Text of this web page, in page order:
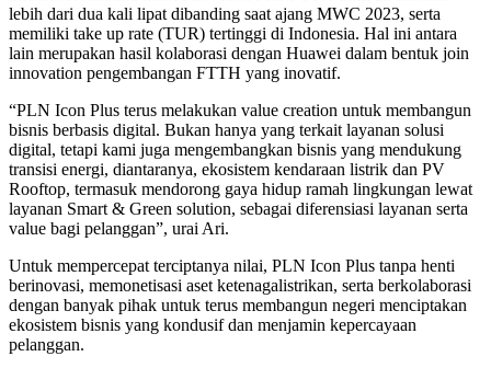
lebih dari dua kali lipat dibanding saat ajang MWC 2023, serta
memiliki take up rate (TUR) tertinggi di Indonesia. Hal ini antara
lain merupakan hasil kolaborasi dengan Huawei dalam bentuk join
innovation pengembangan FTTH yang inovatif.
“PLN Icon Plus terus melakukan value creation untuk membangun
bisnis berbasis digital. Bukan hanya yang terkait layanan solusi
digital, tetapi kami juga mengembangkan bisnis yang mendukung
transisi energi, diantaranya, ekosistem kendaraan listrik dan PV
Rooftop, termasuk mendorong gaya hidup ramah lingkungan lewat
layanan Smart & Green solution, sebagai diferensiasi layanan serta
value bagi pelanggan”, urai Ari.
Untuk mempercepat terciptanya nilai, PLN Icon Plus tanpa henti
berinovasi, memonetisasi aset ketenagalistrikan, serta berkolaborasi
dengan banyak pihak untuk terus membangun negeri menciptakan
ekosistem bisnis yang kondusif dan menjamin kepercayaan
pelanggan.